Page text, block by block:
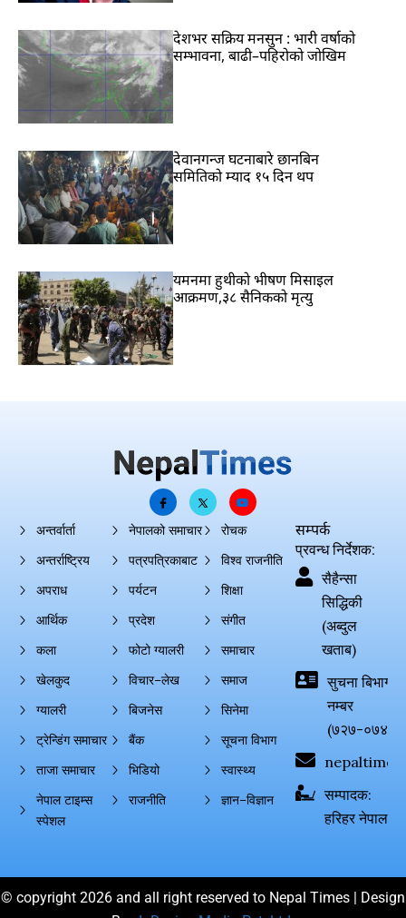
देशभर सक्रिय मनसुन : भारी वर्षाको
सम्भावना, बाढी–पहिरोको जोखिम
देवानगन्ज घटनाबारे छानबिन
समितिको म्याद १५ दिन थप
यमनमा हुथीको भीषण मिसाइल
आक्रमण,३८ सैनिकको मृत्यु
अन्तर्वार्ता
अन्तर्राष्ट्रिय
अपराध
आर्थिक
कला
खेलकुद
ग्यालरी
ट्रेन्डिंग समाचार
ताजा समाचार
नेपाल टाइम्स
स्पेशल
नेपालको समाचार
पत्रपत्रिकाबाट
पर्यटन
प्रदेश
फोटो ग्यालरी
विचार–लेख
बिजनेस
बैंक
भिडियो
राजनीति
रोचक
विश्व राजनीति
शिक्षा
संगीत
समाचार
समाज
सिनेमा
सूचना विभाग
स्वास्थ्य
ज्ञान–विज्ञान
सम्पर्क
प्रवन्ध निर्देशक:
सैहैन्सा
सिद्धिकी
(अब्दुल
खताब)
सुचना बिभाग
नम्बर
(७२७-०७४-
सम्पादक:
हरिहर नेपाल
© copyright 2026 and all right reserved to Nepal Times | Design